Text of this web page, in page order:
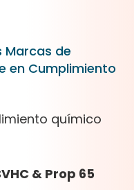
Marcas de
en Cumplimiento
químico
& Prop 65